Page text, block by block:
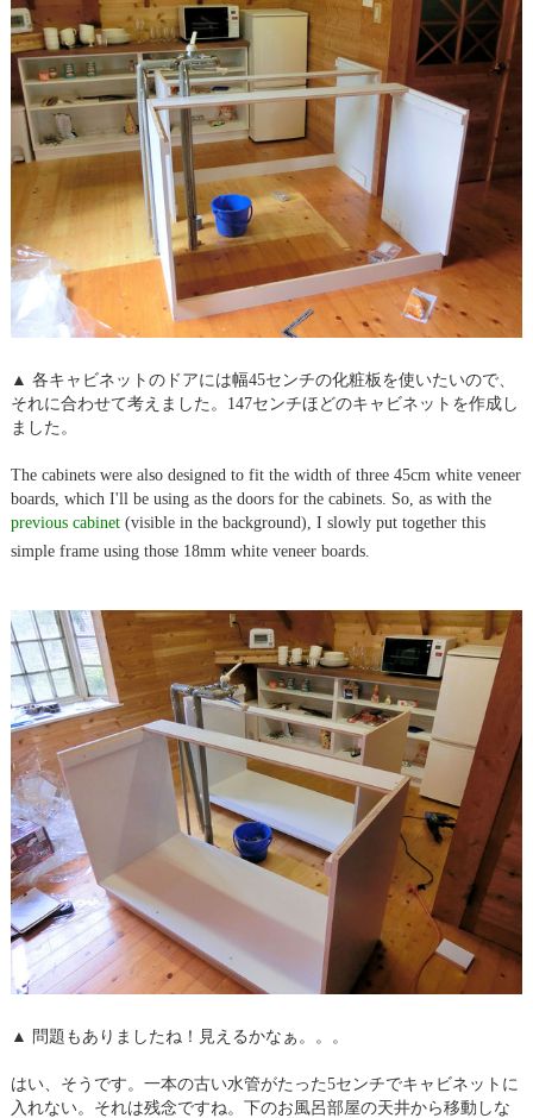
▲ 各キャビネットのドアには幅45センチの化粧板を使いたいので、
それに合わせて考えました。147センチほどのキャビネットを作成し
ました。
The cabinets were also designed to fit the width of three 45cm white veneer
boards, which I'll be using as the doors for the cabinets. So, as with the
previous cabinet(visible in the background), I slowly put together this
simple frame using those 18mm white veneer boards.
▲ 問題もありましたね！見えるかなぁ。。。
はい、そうです。一本の古い水管がたった5センチでキャビネットに
入れない。それは残念ですね。下のお風呂部屋の天井から移動しな